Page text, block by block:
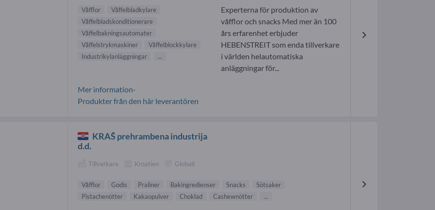
Våfflor
Våffelbladkylare
Våffelbladskonditionerare
Våffelbakningsautomater
Våffelstrykmaskiner
Våffelblockkylare
Industrikylanläggningar
...
Experterna för produktion av
våfflor och snacks Med mer än 100
års erfarenhet erbjuder
HEBENSTREIT som enda tillverkare
i världen helautomatiska
anläggningar för...
Mer information-
Produkter från den här leverantören
KRAŠ prehrambena industrija
d.d.
Tillverkare Kroatien Globalt
Våfflor Godis Praliner Bakingredienser Snacks
Sötsaker
Pistachenötter
Kakaopulver Choklad Cashewnötter ...